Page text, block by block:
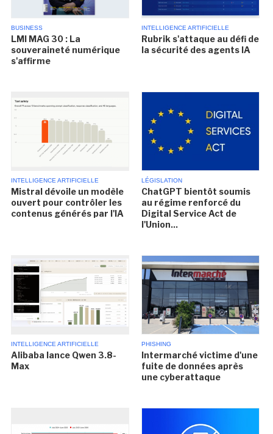
BUSINESS
LMI MAG 30 : La
souveraineté numérique
s'affirme
INTELLIGENCE ARTIFICIELLE
Rubrik s'attaque au défi de
la sécurité des agents IA
INTELLIGENCE ARTIFICIELLE
Mistral dévoile un modèle
ouvert pour contrôler les
contenus générés par l'IA
LÉGISLATION
ChatGPT bientôt soumis
au régime renforcé du
Digital Service Act de
l'Union...
INTELLIGENCE ARTIFICIELLE
Alibaba lance Qwen 3.8-
Max
PHISHING
Intermarché victime d'une
fuite de données après
une cyberattaque